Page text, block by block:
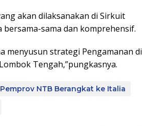
akan dilaksanakan di Sirkuit
sama dan komprehensif.
menyusun strategi Pengamanan di
Tengah,”pungkasnya.
NTB Berangkat ke Italia